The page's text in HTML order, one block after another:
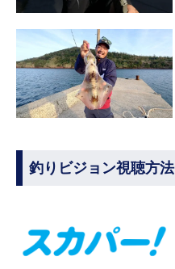
釣りビジョン視聴方法